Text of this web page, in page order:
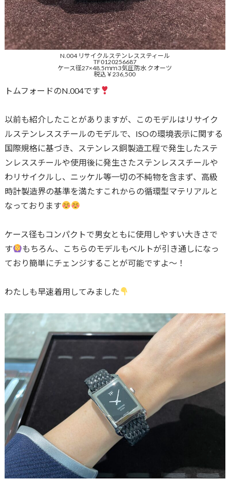
N.004 リサイクルステンレススティール
TF0120256687
ケース径27×48.5ｍｍ 3気圧防水 クオーツ
税込￥236,500
トムフォードのN.004です
以前も紹介したことがありますが、このモデルはリサイク
ルステンレススチールのモデルで、ISOの環境表示に関する
国際規格に基づき、ステンレス銅製造工程で発生したステ
ンレススチールや使用後に発生さたステンレススチールや
わリサイクルし、ニッケル等一切の不純物を含まず、高級
時計製造界の基準を満たすこれからの循環型マテリアルと
なっております
ケース径もコンパクトで男女ともに使用しやすい大きさで
す
もちろん、こちらのモデルもベルトが引き通しになっ
ており簡単にチェンジすることが可能ですよ〜！
わたしも早速着用してみました